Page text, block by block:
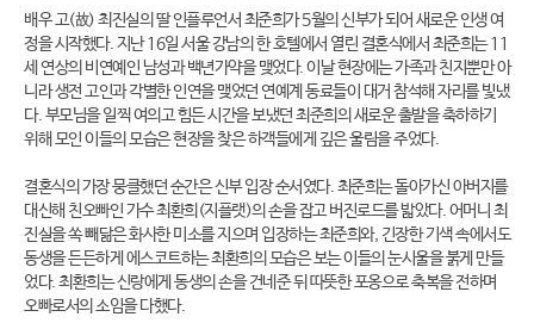
배우 고(故) 최진실의 딸 인플루언서 최준희가 5월의 신부가 되어 새로운 인생 여
정을 시작했다. 지난 16일 서울 강남의 한 호텔에서 열린 결혼식에서 최준희는 11
세 연상의 비연예인 남성과 백년가약을 맺었다. 이날 현장에는 가족과 친지뿐만 아
니라 생전 고인과 각별한 인연을 맺었던 연예계 동료들이 대거 참석해 자리를 빛냈
다. 부모님을 일찍 여의고 힘든 시간을 보냈던 최준희의 새로운 출발을 축하하기
위해 모인 이들의 모습은 현장을 찾은 하객들에게 깊은 울림을 주었다.
결혼식의 가장 뭉클했던 순간은 신부 입장 순서였다. 최준희는 돌아가신 아버지를
대신해 친오빠인 가수 최환희(지플랫)의 손을 잡고 버진로드를 밟았다. 어머니 최
진실을 쏙 빼닮은 화사한 미소를 지으며 입장하는 최준희와, 긴장한 기색 속에서도
동생을 든든하게 에스코트하는 최환희의 모습은 보는 이들의 눈시울을 붉게 만들
었다. 최환희는 신랑에게 동생의 손을 건네준 뒤 따뜻한 포옹으로 축복을 전하며
오빠로서의 소임을 다했다.